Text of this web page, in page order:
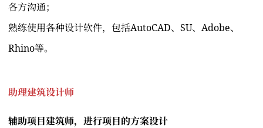
各方沟通；
熟练使用各种设计软件，包括AutoCAD、SU、Adobe、
Rhino等。
助理建筑设计师
辅助项目建筑师，进行项目的方案设计